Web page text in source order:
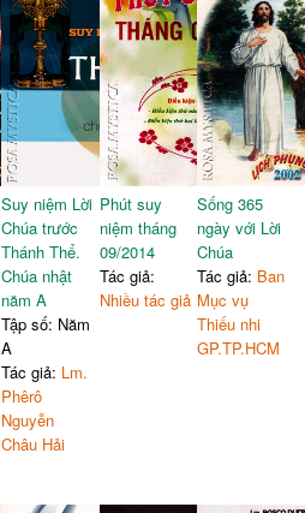
Suy niệm Lời
Chúa trước
Thánh Thể.
Chúa nhật
năm A
Tập số: Năm
A
Tác giả: Lm.
Phêrô
Nguyễn
Châu Hải
Phút suy
niệm tháng
09/2014
Tác giả:
Nhiều tác giả
Sống 365
ngày với Lời
Chúa
Tác giả: Ban
Mục vụ
Thiếu nhi
GP.TP.HCM